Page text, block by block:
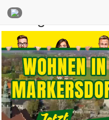
Anzeigen